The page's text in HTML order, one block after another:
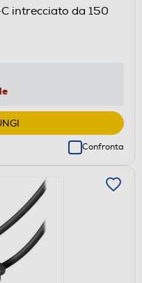
intrecciato da 150
Confronta